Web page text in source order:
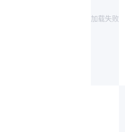
加载失败